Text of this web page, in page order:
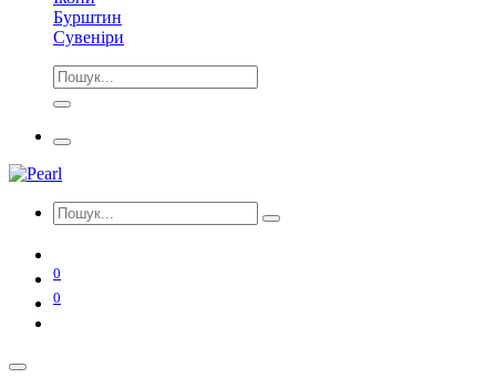
Бурштин
Сувеніри
0
0